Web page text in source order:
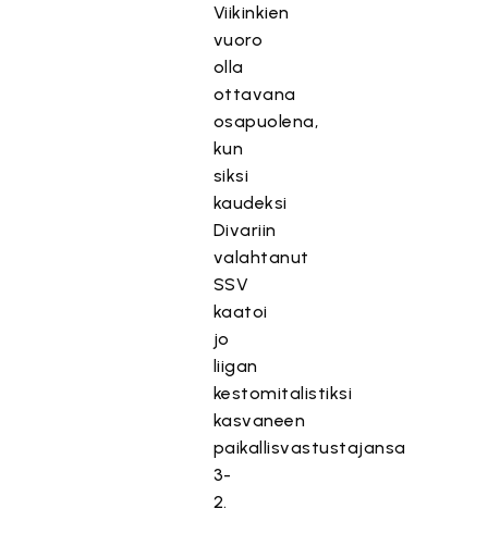
Viikinkien
vuoro
olla
ottavana
osapuolena,
kun
siksi
kaudeksi
Divariin
valahtanut
SSV
kaatoi
jo
liigan
kestomitalistiksi
kasvaneen
paikallisvastustajansa
3-
2.